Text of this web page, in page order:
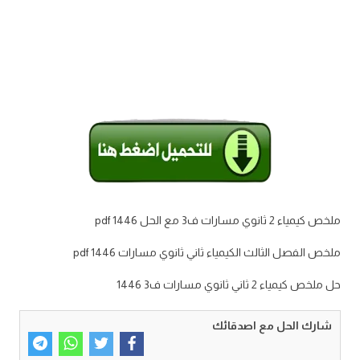
ملخص كيمياء 2 ثانوي مسارات ف3 مع الحل 1446 pdf
ملخص الفصل الثالث الكيمياء ثاني ثانوي مسارات 1446 pdf
حل ملخص كيمياء 2 ثاني ثانوي مسارات ف3 1446
شارك الحل مع اصدقائك